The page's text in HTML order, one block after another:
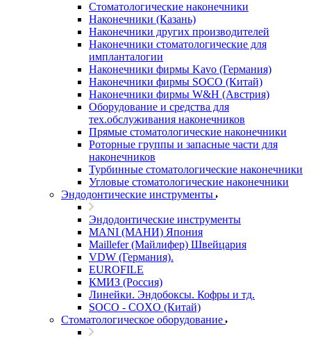
Стоматологические наконечники
Наконечники (Казань)
Наконечники других производителей
Наконечники стоматологические для
импланталогии
Наконечники фирмы Kavo (Германия)
Наконечники фирмы SOCO (Китай)
Наконечники фирмы W&H (Австрия)
Оборудование и средства для
тех.обслуживания наконечников
Прямые стоматологические наконечники
Роторные группы и запасные части для
наконечников
Турбинные стоматологические наконечники
Угловые стоматологические наконечники
Эндодонтические инструменты
Эндодонтические инструменты
MANI (МАНИ) Япония
Maillefer (Майлифер) Швейцария
VDW (Германия).
EUROFILE
КМИЗ (Россия)
Линейки. Эндобоксы. Кофры и тд.
SOCO - COXO (Китай)
Стоматологическое оборудование